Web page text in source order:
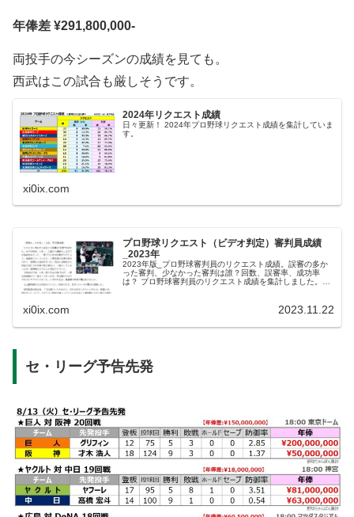
年俸差 ¥291,800,000-
両投手の今シーズンの成績を見ても。
西武はこの試合も厳しそうです。
2024年リクエスト成績
日々更新！ 2024年プロ野球リクエスト成績を集計していま
す。
xi0ix.com
プロ野球リクエスト（ビデオ判定）審判員成績
_2023年
2023年版_プロ野球審判員のリクエスト成績。誤審の多か
った審判、少なかった審判は誰？回数、誤審率、成功率
は？ プロ野球審判員のリクエスト成績を集計しました。厳
xi0ix.com 2023.11.22
セ・リーグ予告先発